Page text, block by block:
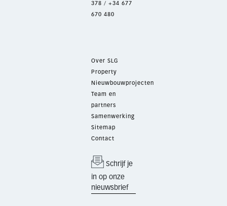
378 / +34 677
670 480
Over SLG
Property
Nieuwbouwprojecten
Team en
partners
Samenwerking
Sitemap
Contact
Schrijf je
in op onze
nieuwsbrief